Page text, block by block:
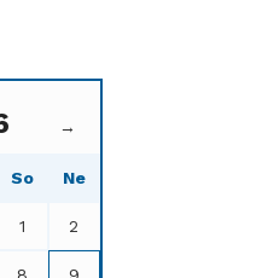
→
So Ne
1 2
8 9